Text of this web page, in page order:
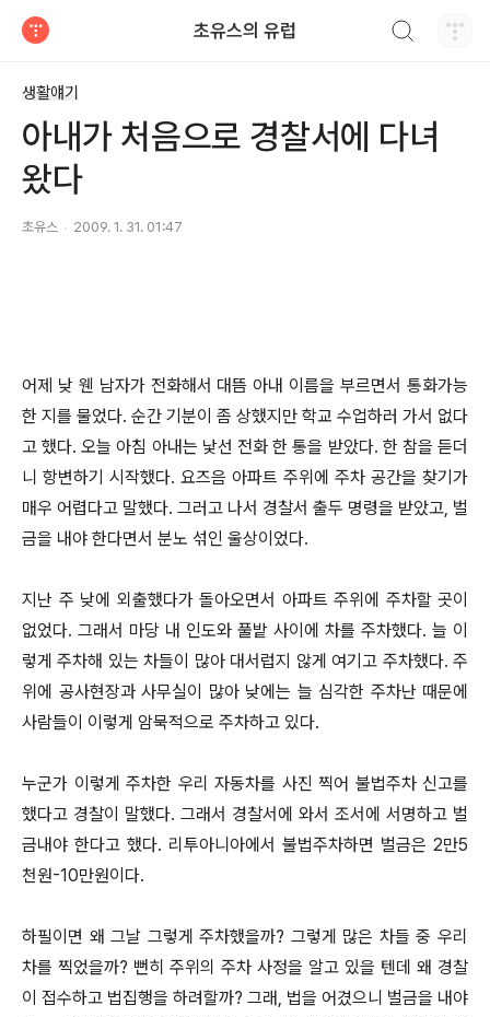
초유스의 유럽
생활얘기
아내가 처음으로 경찰서에 다녀
왔다
초유스 2009. 1. 31. 01:47
어제 낮 웬 남자가 전화해서 대뜸 아내 이름을 부르면서 통화가능
한 지를 물었다. 순간 기분이 좀 상했지만 학교 수업하러 가서 없다
고 했다. 오늘 아침 아내는 낯선 전화 한 통을 받았다. 한 참을 듣더
니 항변하기 시작했다. 요즈음 아파트 주위에 주차 공간을 찾기가
매우 어렵다고 말했다. 그러고 나서 경찰서 출두 명령을 받았고, 벌
금을 내야 한다면서 분노 섞인 울상이었다.
지난 주 낮에 외출했다가 돌아오면서 아파트 주위에 주차할 곳이
없었다. 그래서 마당 내 인도와 풀밭 사이에 차를 주차했다. 늘 이
렇게 주차해 있는 차들이 많아 대서럽지 않게 여기고 주차했다. 주
위에 공사현장과 사무실이 많아 낮에는 늘 심각한 주차난 때문에
사람들이 이렇게 암묵적으로 주차하고 있다.
누군가 이렇게 주차한 우리 자동차를 사진 찍어 불법주차 신고를
했다고 경찰이 말했다. 그래서 경찰서에 와서 조서에 서명하고 벌
금내야 한다고 했다. 리투아니아에서 불법주차하면 벌금은 2만5
천원-10만원이다.
하필이면 왜 그날 그렇게 주차했을까? 그렇게 많은 차들 중 우리
차를 찍었을까? 뻔히 주위의 주차 사정을 알고 있을 텐데 왜 경찰
이 접수하고 법집행을 하려할까? 그래, 법을 어겼으니 벌금을 내야